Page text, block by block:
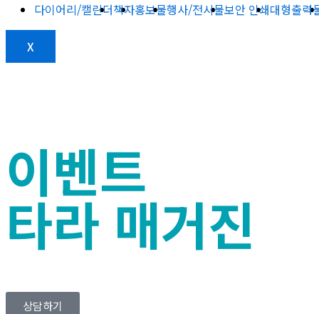
다이어리/캘린더책자홍보물행사/전시물보안 인쇄대형출력
X
이벤트
타라 매거진
상담하기